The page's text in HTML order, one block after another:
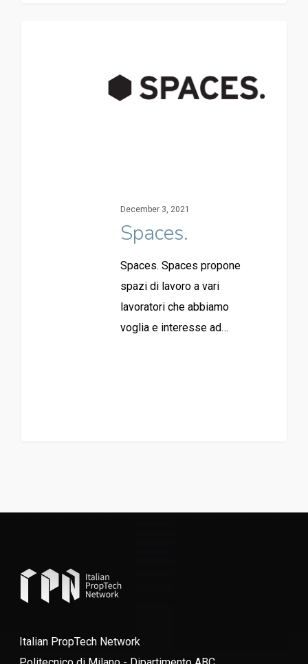
December 3, 2021
Spaces.
Spaces. Spaces propone
spazi di lavoro a vari
lavoratori che abbiamo
voglia e interesse ad…
Italian PropTech Network